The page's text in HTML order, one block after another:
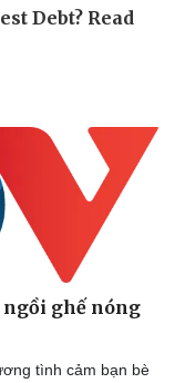
ghế nóng
tình cảm bạn bè